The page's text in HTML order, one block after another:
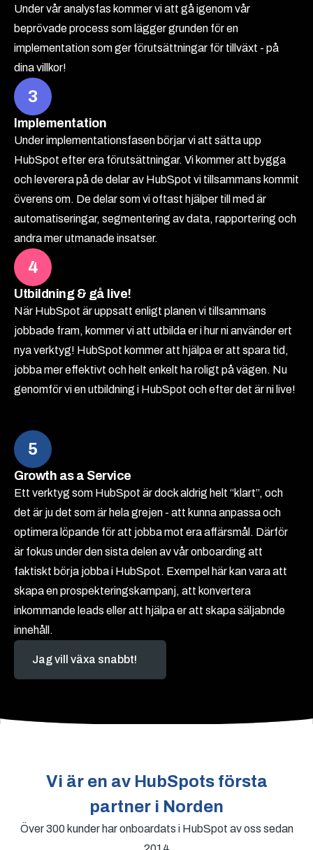
Under vår analysfas kommer vi att gå igenom vår
beprövade process som lägger grunden för en
implementation som ger förutsättningar för tillväxt - på
dina villkor!
3
Implementation
Under implementationsfasen börjar vi att sätta upp
HubSpot efter era förutsättningar. Vi kommer att bygga
och leverera på de delar av HubSpot vi tillsammans kommit
överens om. De delar som vi oftast hjälper till med är
automatiseringar, segmentering av data, rapportering och
andra mer utmanade insatser.
4
Utbildning & gå live!
När HubSpot är uppsatt enligt planen vi tillsammans
jobbade fram, kommer vi att utbilda er i hur ni använder ert
nya verktyg! HubSpot kommer att hjälpa er att spara tid,
jobba mer effektivt och helt enkelt ha roligt på vägen. Nu
genomför vi en utbildning i HubSpot och efter det är ni live!
5
Growth as a Service
Ett verktyg som HubSpot är dock aldrig helt “klart”, och
det är ju det som är hela grejen - att kunna anpassa och
optimera löpande för att jobba mot era affärsmål. Därför
är fokus under den sista delen av vår onboarding att
faktiskt börja jobba i HubSpot. Exempel här kan vara att
skapa en prospekteringskampanj, att konvertera
inkommande leads eller att hjälpa er att skapa säljabnde
innehåll.
Jag vill växa snabbt!
Vi är en av HubSpots första
partner i Norden
Över 300 kunder har onboardats i HubSpot av oss sedan